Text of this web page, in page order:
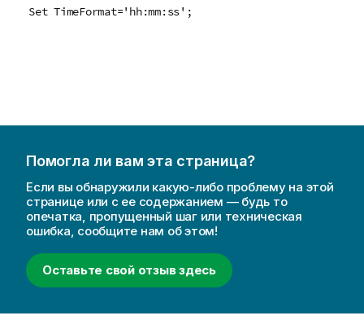
Set TimeFormat='hh:mm:ss';
Помогла ли вам эта страница?
Если вы обнаружили какую-либо проблему на этой
странице или с ее содержанием — будь то
опечатка, пропущенный шаг или техническая
ошибка, сообщите нам об этом!
Оставьте свой отзыв здесь